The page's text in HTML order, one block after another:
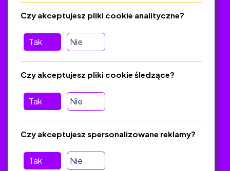
Regulamin
O platformie
Baza materiałów dydaktycznych
Jak zostać autorem
FAQ
wiadomość nie trafiła do folderu SPAM)
Tak Nie
Czy akceptujesz pliki cookie analityczne?
Tak Nie
Czy akceptujesz pliki cookie śledzące?
Tak Nie
Czy akceptujesz spersonalizowane reklamy?